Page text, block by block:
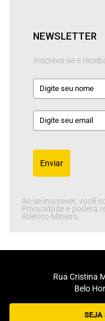
NEWSLETTER
Inscreva-se e
Enviar
Ao se inscrever, você
Privacidade e poderá
Atlético Mineiro.
Rua Cristina
Belo
SEJA